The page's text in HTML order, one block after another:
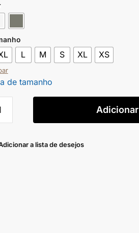
L M S XL XS
de tamanho
Adicionar
a lista de desejos